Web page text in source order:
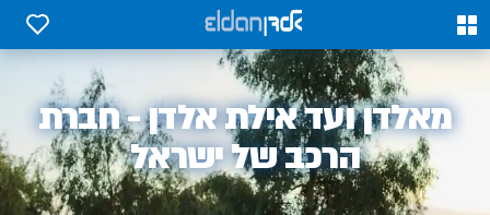
0
0
אלדן
מאלדן ועד אילת אלדן - חברת
הרכב של ישראל